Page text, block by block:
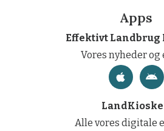
Apps
Effektivt Landbrug
Vores nyheder og
Alle vores digitale